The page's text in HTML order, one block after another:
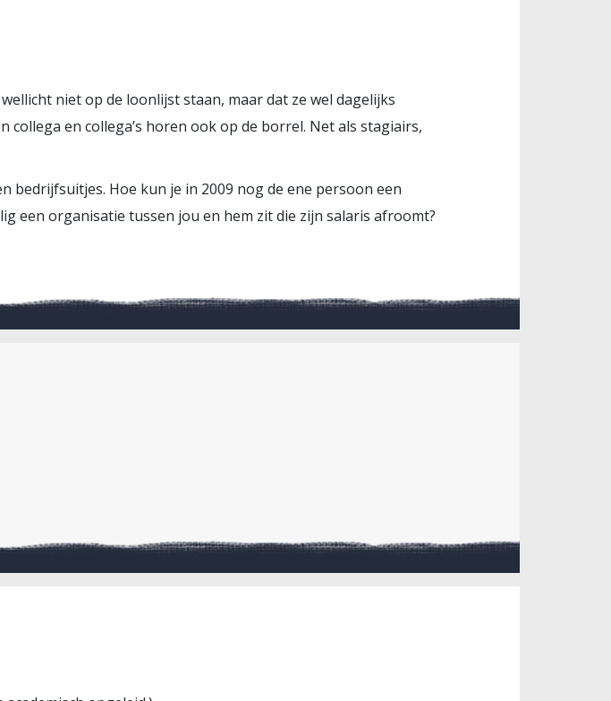
niet op de loonlijst staan, maar dat ze wel dagelijks
en collega’s horen ook op de borrel. Net als stagiairs,
Hoe kun je in 2009 nog de ene persoon een
een organisatie tussen jou en hem zit die zijn salaris afroomt?